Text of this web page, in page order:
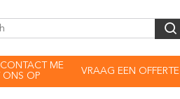
ME
ONS OP
VRAAG EEN OFFERTE